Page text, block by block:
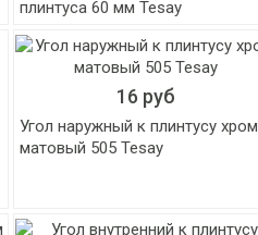
плинтуса 60 мм Tesay
16 руб
Угол наружный к плинтусу хром
матовый 505 Tesay